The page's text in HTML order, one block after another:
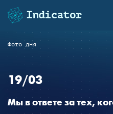
Фото дня
19/03
Мы в ответе за тех,